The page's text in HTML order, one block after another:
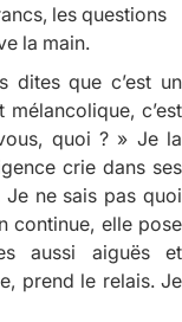
les questions
la main.
dites que c’est un
c’est
quoi ? » Je la
crie dans ses
ne sais pas quoi
continue, elle pose
aussi aiguës et
prend le relais. Je